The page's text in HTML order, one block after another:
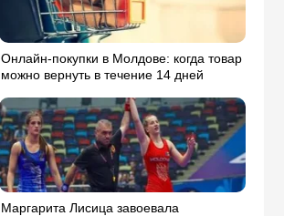
Онлайн-покупки в Молдове: когда товар
можно вернуть в течение 14 дней
Маргарита Лисица завоевала